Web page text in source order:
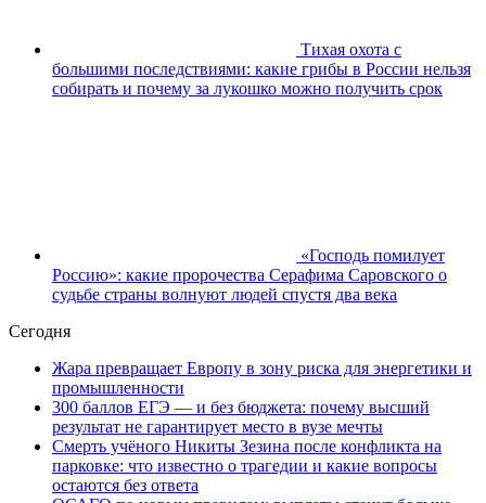
Тихая охота с
большими последствиями: какие грибы в России нельзя
собирать и почему за лукошко можно получить срок
«Господь помилует
Россию»: какие пророчества Серафима Саровского о
судьбе страны волнуют людей спустя два века
Сегодня
Жара превращает Европу в зону риска для энергетики и
промышленности
300 баллов ЕГЭ — и без бюджета: почему высший
результат не гарантирует место в вузе мечты
Смерть учёного Никиты Зезина после конфликта на
парковке: что известно о трагедии и какие вопросы
остаются без ответа